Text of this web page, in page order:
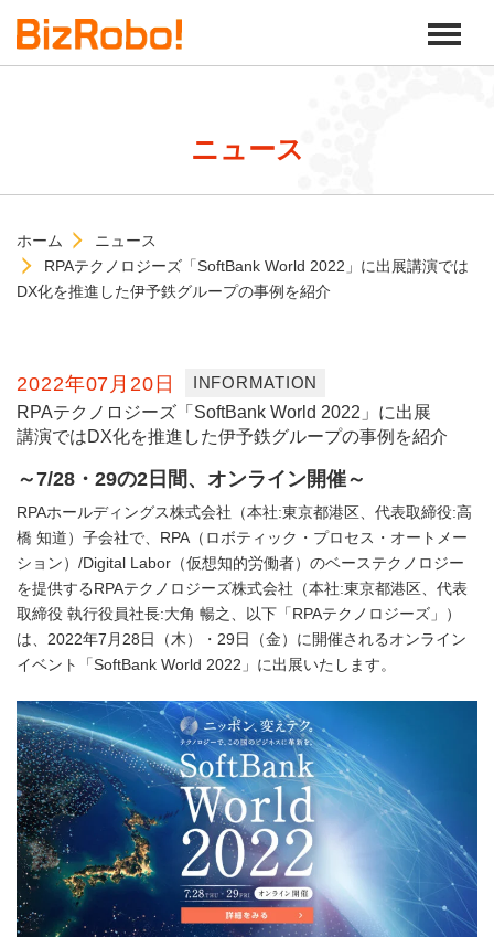
ニュース
ホーム
ニュース
RPAテクノロジーズ「SoftBank World 2022」に出展講演では
DX化を推進した伊予鉄グループの事例を紹介
2022年07月20日
INFORMATION
RPAテクノロジーズ「SoftBank World 2022」に出展
講演ではDX化を推進した伊予鉄グループの事例を紹介
～7/28・29の2日間、オンライン開催～
RPAホールディングス株式会社（本社:東京都港区、代表取締役:高
橋 知道）子会社で、RPA（ロボティック・プロセス・オートメー
ション）/Digital Labor（仮想知的労働者）のベーステクノロジー
を提供するRPAテクノロジーズ株式会社（本社:東京都港区、代表
取締役 執行役員社長:大角 暢之、以下「RPAテクノロジーズ」）
は、2022年7月28日（木）・29日（金）に開催されるオンライン
イベント「SoftBank World 2022」に出展いたします。